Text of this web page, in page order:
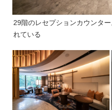
29階のレセプションカウンタ
れている